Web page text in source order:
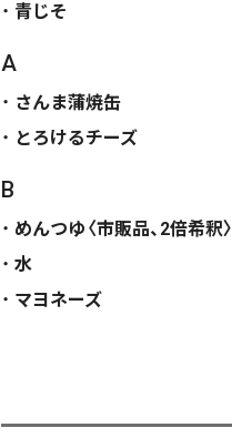
青じそ
A
さんま蒲焼缶
とろけるチーズ
B
めんつゆ〈市販品、2倍希釈〉
水
マヨネーズ